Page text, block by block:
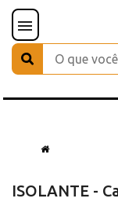
ISOLANTE -